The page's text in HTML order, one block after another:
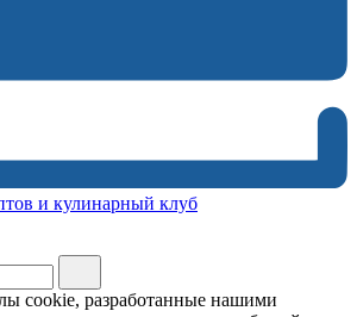
и кулинарный клуб
cookie, разработанные нашими